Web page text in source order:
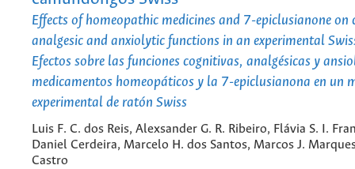
Effects of homeopathic medicines and 7-epiclusianone on
analgesic and anxiolytic functions in an experimental
Efectos sobre las funciones cognitivas, analgésicas y
medicamentos homeopáticos y la 7-epiclusianona en un
experimental de ratón Swiss
Luis F. C. dos Reis, Alexsander G. R. Ribeiro, Flávia S. I.
Daniel Cerdeira, Marcelo H. dos Santos, Marcos J.
Castro